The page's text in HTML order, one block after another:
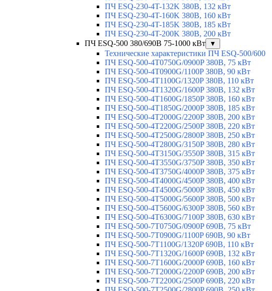
ПЧ ESQ-230-4T-132K 380В, 132 кВт
ПЧ ESQ-230-4T-160K 380В, 160 кВт
ПЧ ESQ-230-4T-185K 380В, 185 кВт
ПЧ ESQ-230-4T-200K 380В, 200 кВт
ПЧ ESQ-500 380/690В 75-1000 кВт
▼
Технические характеристики ПЧ ESQ-500/600
ПЧ ESQ-500-4T0750G/0900P 380В, 75 кВт
ПЧ ESQ-500-4T0900G/1100P 380В, 90 кВт
ПЧ ESQ-500-4T1100G/1320P 380В, 110 кВт
ПЧ ESQ-500-4T1320G/1600P 380В, 132 кВт
ПЧ ESQ-500-4T1600G/1850P 380В, 160 кВт
ПЧ ESQ-500-4T1850G/2000P 380В, 185 кВт
ПЧ ESQ-500-4T2000G/2200P 380В, 200 кВт
ПЧ ESQ-500-4T2200G/2500P 380В, 220 кВт
ПЧ ESQ-500-4T2500G/2800P 380В, 250 кВт
ПЧ ESQ-500-4T2800G/3150P 380В, 280 кВт
ПЧ ESQ-500-4T3150G/3550P 380В, 315 кВт
ПЧ ESQ-500-4T3550G/3750P 380В, 350 кВт
ПЧ ESQ-500-4T3750G/4000P 380В, 375 кВт
ПЧ ESQ-500-4T4000G/4500P 380В, 400 кВт
ПЧ ESQ-500-4T4500G/5000P 380В, 450 кВт
ПЧ ESQ-500-4T5000G/5600P 380В, 500 кВт
ПЧ ESQ-500-4T5600G/6300P 380В, 560 кВт
ПЧ ESQ-500-4T6300G/7100P 380В, 630 кВт
ПЧ ESQ-500-7T0750G/0900P 690В, 75 кВт
ПЧ ESQ-500-7T0900G/1100P 690В, 90 кВт
ПЧ ESQ-500-7T1100G/1320P 690В, 110 кВт
ПЧ ESQ-500-7T1320G/1600P 690В, 132 кВт
ПЧ ESQ-500-7T1600G/2000P 690В, 160 кВт
ПЧ ESQ-500-7T2000G/2200P 690В, 200 кВт
ПЧ ESQ-500-7T2200G/2500P 690В, 220 кВт